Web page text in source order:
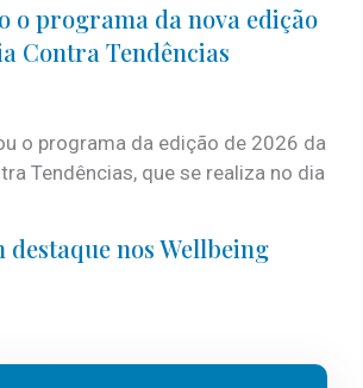
o programa da nova edição
Contra Tendências
o programa da edição de 2026 da
Tendências, que se realiza no dia
nos Wellbeing
first está de regresso aos